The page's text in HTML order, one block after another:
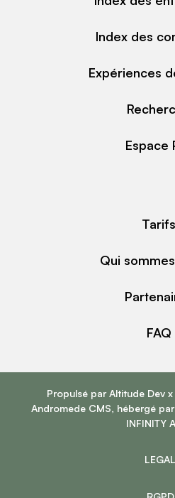
Index des
Expériences
Espace
Tarifs
Qui
FAQ
Propulsé par Altitude Devx
Andromede CMS, hébergé par
INFINITY
LEGAL